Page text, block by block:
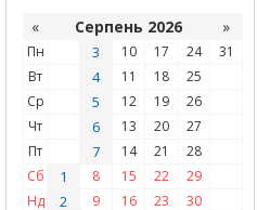
« Серпень 2026 »
Пн 3 10 17 24
31
Вт
4 11 18
25
Ср
5 12 19
26
Чт
6 13 20
27
Пт
7 14 21
28
Сб
1 8 15 22
29
Нд
2 9 16 23 30